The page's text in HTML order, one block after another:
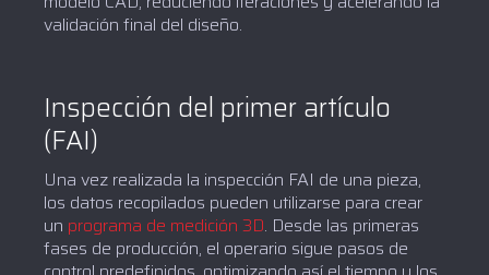
validación final del diseño.
Inspección del primer artículo
(FAI)
Una vez realizada la inspección FAI de una pieza,
los datos recopilados pueden utilizarse para crear
un programa de medición 3D. Desde las primeras
fases de producción, el operario sigue pasos de